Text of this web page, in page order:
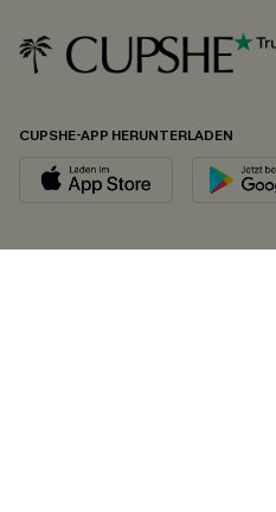
CUPSHE-APP HERUNTERLADEN